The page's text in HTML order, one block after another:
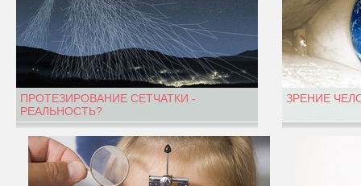
ПРОТЕЗИРОВАНИЕ СЕТЧАТКИ -
РЕАЛЬНОСТЬ?
ЗРЕНИЕ